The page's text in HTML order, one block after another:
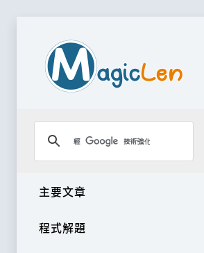
主要文章
程式解題